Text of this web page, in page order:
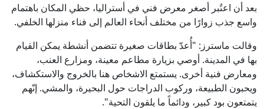
بعد أن اعتُبر أصغر معرض فني في أستراليا، حظي المكان باهتمام
واسع جذب زوارًا من مختلف أنحاء العالم إلى فناء منزلها الخلفي.
وقالت ماسترز: "أُعدّ بطاقات صغيرة تتضمن أنشطة يمكن القيام
بها في المدينة. أوصي بزيارة مطاعم معينة، ومزارع العنب،
ومعارض فنية أخرى. يستمتع الاشخاص هنا بالخروج والاستكشاف،
ويحبون الطبيعة، وركوب الدراجات حول البحيرة، والمشي. إنّهم
يتمتعون بود كبير، ودائماً ما يلقون التحية".